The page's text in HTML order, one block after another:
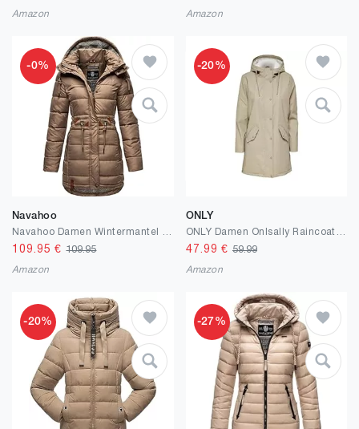
Amazon Amazon
-0%
Navahoo
109.95 €109.95
Amazon
-20%
ONLY
47.99 € 59.99
Amazon
-20% -27%